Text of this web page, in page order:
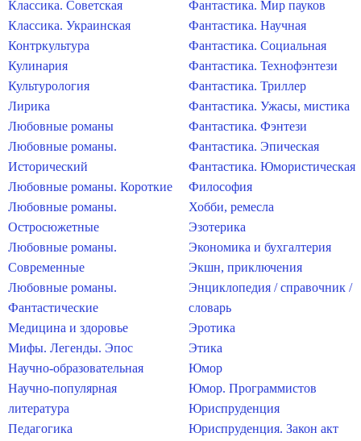
Классика. Советская
Классика. Украинская
Контркультура
Кулинария
Культурология
Лирика
Любовные романы
Любовные романы.
Исторический
Любовные романы. Короткие
Любовные романы.
Остросюжетные
Любовные романы.
Современные
Любовные романы.
Фантастические
Медицина и здоровье
Мифы. Легенды. Эпос
Научно-образовательная
Научно-популярная
литература
Педагогика
Фантастика. Мир пауков
Фантастика. Научная
Фантастика. Социальная
Фантастика. Технофэнтези
Фантастика. Триллер
Фантастика. Ужасы, мистика
Фантастика. Фэнтези
Фантастика. Эпическая
Фантастика. Юмористическая
Философия
Хобби, ремесла
Эзотерика
Экономика и бухгалтерия
Экшн, приключения
Энциклопедия / справочник /
словарь
Эротика
Этика
Юмор
Юмор. Программистов
Юриспруденция
Юриспруденция. Закон акт